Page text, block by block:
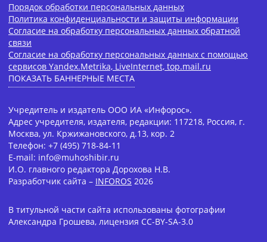
Порядок обработки персональных данных
Политика конфиденциальности и защиты информации
Согласие на обработку персональных данных обратной
связи
Согласие на обработку персональных данных с помощью
сервисов Yandex.Metrika, LiveInternet, top.mail.ru
ПОКАЗАТЬ БАННЕРНЫЕ МЕСТА
Учредитель и издатель ООО ИА «Инфорос».
Адрес учредителя, издателя, редакции: 117218, Россия, г.
Москва, ул. Кржижановского, д.13, кор. 2
Телефон: +7 (495) 718-84-11
E-mail: info@muhoshibir.ru
И.О. главного редактора Дорохова Н.В.
Разработчик сайта – INFOROS 2026
В титульной части сайта использованы фотографии
Александра Грошева, лицензия CC-BY-SA-3.0